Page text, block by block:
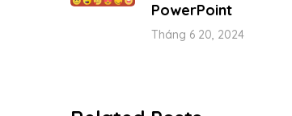
PowerPoint
Tháng 6 20, 2024